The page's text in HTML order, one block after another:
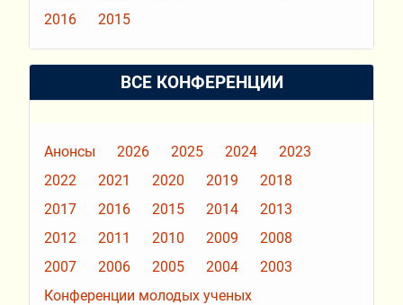
2016
2015
ВСЕ КОНФЕРЕНЦИИ
Анонсы 2026 2025 2024
2023
2022
2021 2020 2019
2018
2017
2016 2015 2014
2013
2012
2011 2010 2009
2008
2007
2006 2005 2004
2003
Конференции молодых ученых